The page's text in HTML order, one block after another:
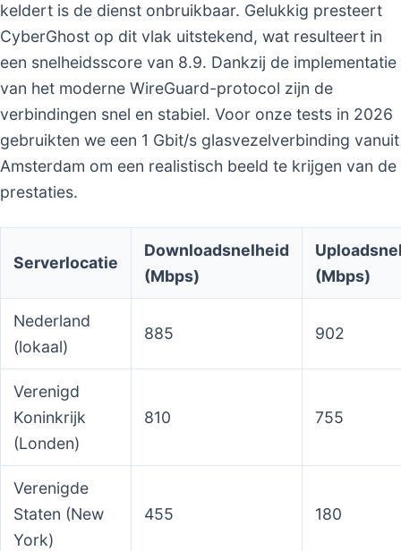
keldert is de dienst onbruikbaar. Gelukkig presteert
CyberGhost op dit vlak uitstekend, wat resulteert in
een snelheidsscore van 8.9. Dankzij de implementatie
van het moderne WireGuard-protocol zijn de
verbindingen snel en stabiel. Voor onze tests in 2026
gebruikten we een 1 Gbit/s glasvezelverbinding vanuit
Amsterdam om een realistisch beeld te krijgen van de
prestaties.
Serverlocatie
Downloadsnelheid
(Mbps)
(Mbps)
Nederland
(lokaal)
885 902
Verenigd
Koninkrijk
(Londen)
810 755
Verenigde
Staten (New
York)
455 180